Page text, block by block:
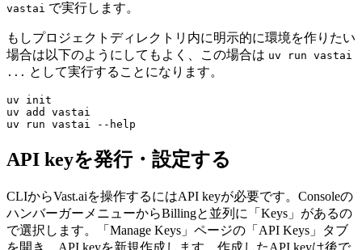
vastai で実行します。
もしプロジェクトディレクトリ内に明示的に環境を作りたい
場合は以下のようにしてもよく、この場合は uv run vastai
... として実行することになります。
API keyを発行・設定する
CLIからVast.aiを操作するにはAPI keyが必要です。Consoleの
ハンバーガーメニューからBillingと並列に「Keys」があるの
で選択します。「Manage Keys」ページの「API Keys」タブ
を開き、API keyを新規作成します。作成したAPI keyは後で